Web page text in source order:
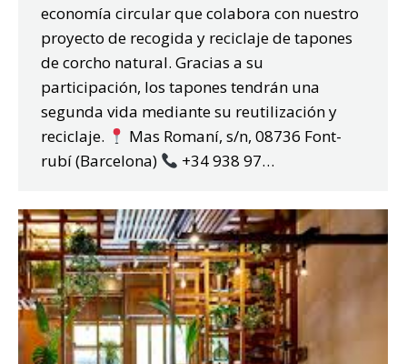
economía circular que colabora con nuestro
proyecto de recogida y reciclaje de tapones
de corcho natural. Gracias a su
participación, los tapones tendrán una
segunda vida mediante su reutilización y
reciclaje.
Mas Romaní, s/n, 08736 Font-
rubí (Barcelona)
+34 938 97…